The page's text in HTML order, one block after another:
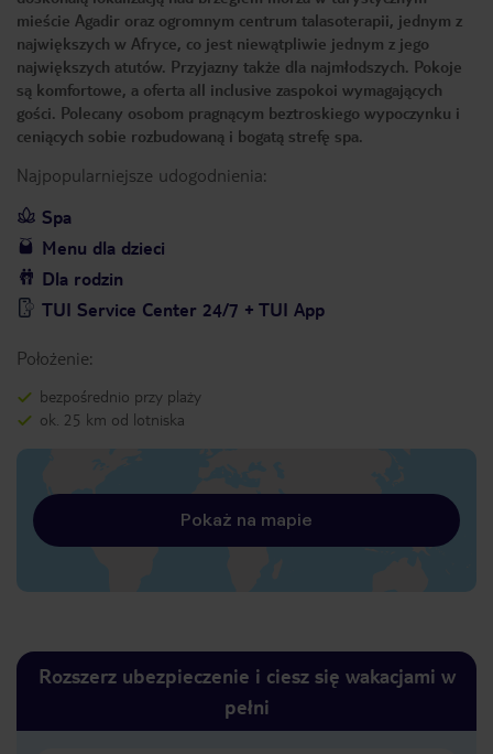
mieście Agadir oraz ogromnym centrum talasoterapii, jednym z
największych w Afryce, co jest niewątpliwie jednym z jego
największych atutów. Przyjazny także dla najmłodszych. Pokoje
są komfortowe, a oferta all inclusive zaspokoi wymagających
gości. Polecany osobom pragnącym beztroskiego wypoczynku i
ceniących sobie rozbudowaną i bogatą strefę spa.
Najpopularniejsze udogodnienia:
Spa
Menu dla dzieci
Dla rodzin
TUI Service Center 24/7 + TUI App
Położenie:
bezpośrednio przy plaży
ok. 25 km od lotniska
Pokaż na mapie
Rozszerz ubezpieczenie i ciesz się wakacjami w
pełni